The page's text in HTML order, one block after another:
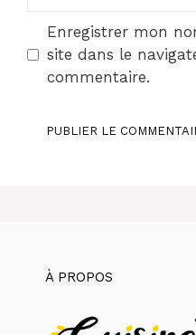
Enregistrer mon
site dans le
commentaire.
À PROPOS